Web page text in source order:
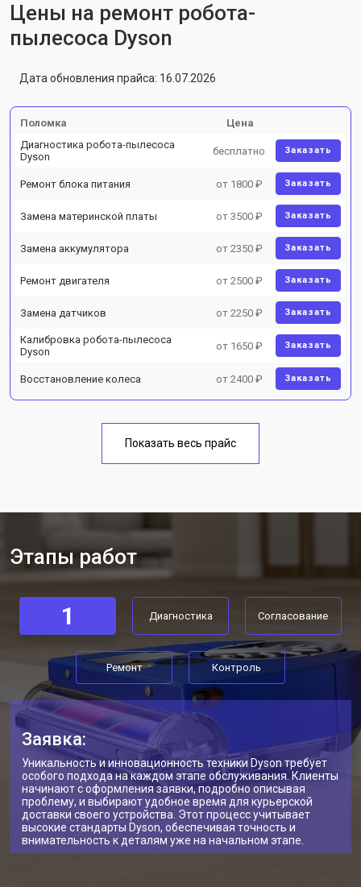
Цены на ремонт робота-
пылесоса Dyson
Дата обновления прайса: 16.07.2026
Поломка
Цена
Диагностика робота-пылесоса
Dyson
бесплатно Заказать
Ремонт блока питания от 1800 ₽ Заказать
Замена материнской платы от 3500 ₽ Заказать
Замена аккумулятора от 2350 ₽ Заказать
Ремонт двигателя от 2500 ₽ Заказать
Замена датчиков от 2250 ₽ Заказать
Калибровка робота-пылесоса
Dyson
от 1650 ₽ Заказать
Восстановление колеса от 2400 ₽ Заказать
Показать весь прайс
Этапы работ
1 Диагностика Согласование
Ремонт Контроль
Заявка:
Уникальность и инновационность техники Dyson требует
особого подхода на каждом этапе обслуживания. Клиенты
начинают с оформления заявки, подробно описывая
проблему, и выбирают удобное время для курьерской
доставки своего устройства. Этот процесс учитывает
высокие стандарты Dyson, обеспечивая точность и
внимательность к деталям уже на начальном этапе.